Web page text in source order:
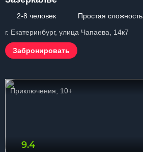
2-8 человек
Простая сложность
г. Екатеринбург, улица Чапаева, 14к7
Забронировать
Приключения, 10+
9.4